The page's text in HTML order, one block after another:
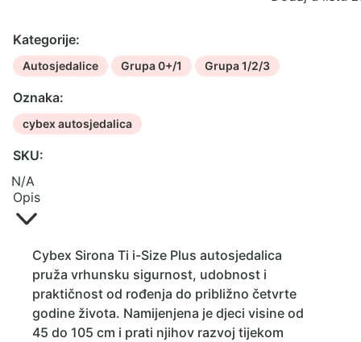
Kategorije:
Autosjedalice Grupa 0+/1 Grupa 1/2/3
Oznaka:
cybex autosjedalica
SKU:
N/A
Opis
Cybex Sirona Ti i-Size Plus autosjedalica
pruža vrhunsku sigurnost, udobnost i
praktičnost od rođenja do približno četvrte
godine života. Namijenjena je djeci visine od
45 do 105 cm i prati njihov razvoj tijekom